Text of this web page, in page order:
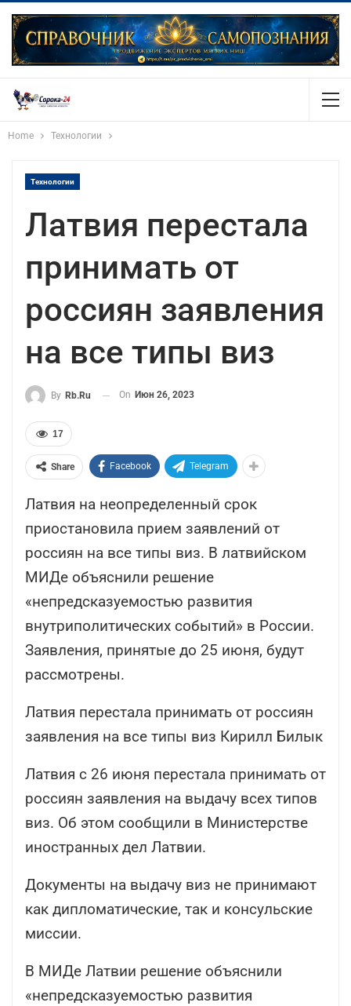
Home Технологии
Технологии
Латвия перестала
принимать от
россиян заявления
на все типы виз
By Rb.ru On Июн 26, 2023
17
Share Facebook Telegram
Латвия на неопределенный срок
приостановила прием заявлений от
россиян на все типы виз. В латвийском
МИДе объяснили решение
«непредсказуемостью развития
внутриполитических событий» в России.
Заявления, принятые до 25 июня, будут
рассмотрены.
Латвия перестала принимать от россиян
заявления на все типы виз Кирилл Билык
Латвия с 26 июня перестала принимать от
россиян заявления на выдачу всех типов
виз. Об этом сообщили в Министерстве
иностранных дел Латвии.
Документы на выдачу виз не принимают
как дипломатические, так и консульские
миссии.
В МИДе Латвии решение объяснили
«непредсказуемостью развития